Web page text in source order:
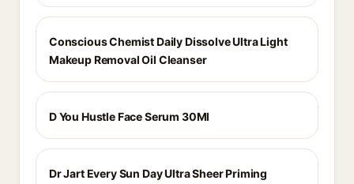
Conscious Chemist Daily Dissolve Ultra Light
Makeup Removal Oil Cleanser
D You Hustle Face Serum 30Ml
Dr Jart Every Sun Day Ultra Sheer Priming